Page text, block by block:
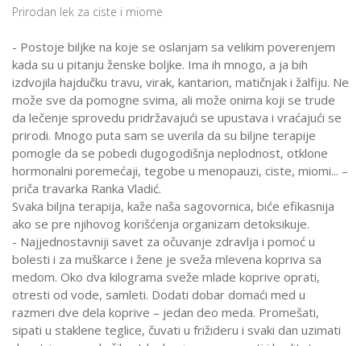
Prirodan lek za ciste i miome
- Postoje biljke na koje se oslanjam sa velikim poverenjem
kada su u pitanju ženske boljke. Ima ih mnogo, a ja bih
izdvojila hajdučku travu, virak, kantarion, matičnjak i žalfiju. Ne
može sve da pomogne svima, ali može onima koji se trude
da lečenje sprovedu pridržavajući se upustava i vraćajući se
prirodi. Mnogo puta sam se uverila da su biljne terapije
pomogle da se pobedi dugogodišnja neplodnost, otklone
hormonalni poremećaji, tegobe u menopauzi, ciste, miomi... –
priča travarka Ranka Vladić.
Svaka biljna terapija, kaže naša sagovornica, biće efikasnija
ako se pre njihovog korišćenja organizam detoksikuje.
- Najjednostavniji savet za očuvanje zdravlja i pomoć u
bolesti i za muškarce i žene je sveža mlevena kopriva sa
medom. Oko dva kilograma sveže mlade koprive oprati,
otresti od vode, samleti. Dodati dobar domaći med u
razmeri dve dela koprive – jedan deo meda. Promešati,
sipati u staklene teglice, čuvati u frižideru i svaki dan uzimati